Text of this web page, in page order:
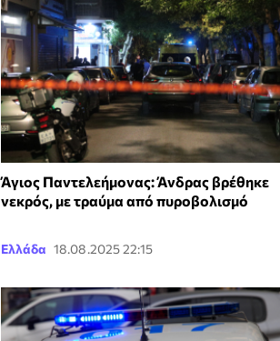
Άγιος Παντελεήμονας: Άνδρας βρέθηκε
νεκρός, με τραύμα από πυροβολισμό
Ελλάδα 18.08.2025 22:15